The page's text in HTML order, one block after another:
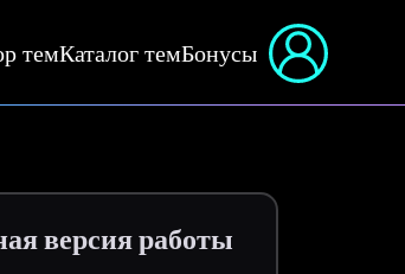
темКаталог темБонусы
версия работы